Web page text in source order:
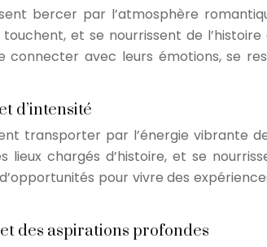
bercer par l’atmosphère
et se nourrissent de
connecter avec leurs émotions, se
d’intensité
transporter par l’énergie
chargés d’histoire, et se
pour vivre des
des aspirations profondes